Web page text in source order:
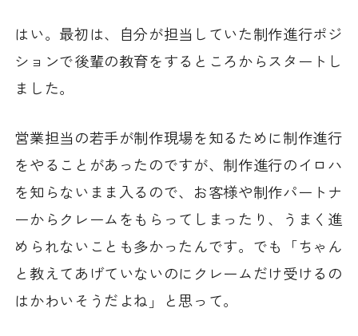
はい。最初は、自分が担当していた制作進行ポジ
ションで後輩の教育をするところからスタートし
ました。
営業担当の若手が制作現場を知るために制作進行
をやることがあったのですが、制作進行のイロハ
を知らないまま入るので、お客様や制作パートナ
ーからクレームをもらってしまったり、うまく進
められないことも多かったんです。でも「ちゃん
と教えてあげていないのにクレームだけ受けるの
はかわいそうだよね」と思って。